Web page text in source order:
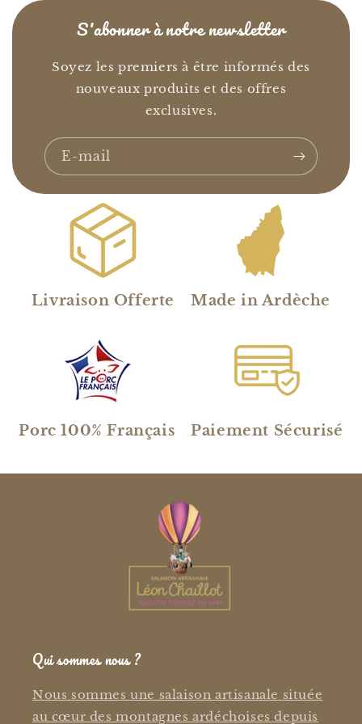
S'abonner à notre newsletter
Soyez les premiers à être informés des
nouveaux produits et des offres
exclusives.
E-mail
Livraison Offerte Made in Ardèche
Porc 100% Français Paiement Sécurisé
Qui sommes nous ?
Nous sommes une salaison artisanale située
au cœur des montagnes ardéchoises depuis